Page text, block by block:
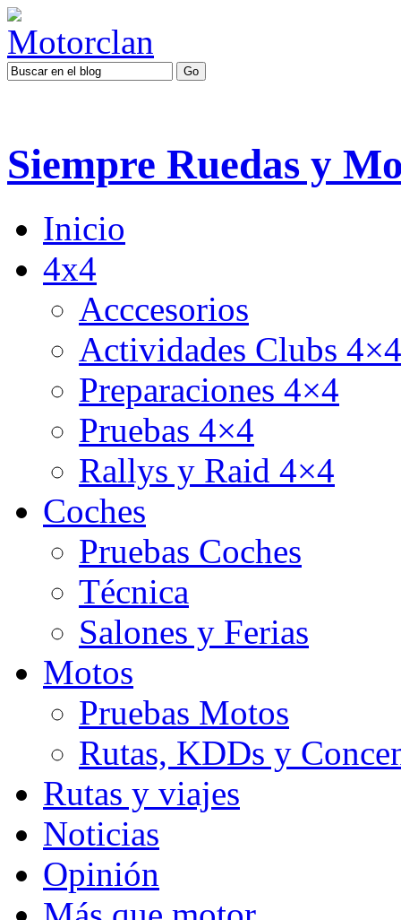
Siempre Ruedas y
Inicio
4x4
Acccesorios
Actividades Clubs 4×4
Preparaciones 4×4
Pruebas 4×4
Rallys y Raid 4×4
Coches
Pruebas Coches
Técnica
Salones y Ferias
Motos
Pruebas Motos
Rutas, KDDs y
Rutas y viajes
Noticias
Opinión